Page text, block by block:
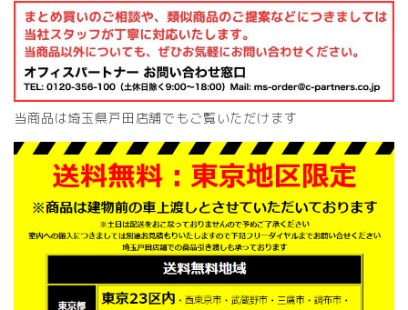
当商品は埼玉県戸田店舗でもご覧いただけます